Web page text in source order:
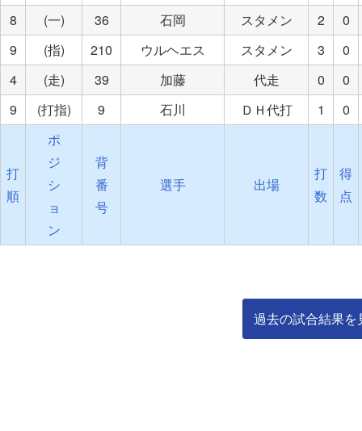
8
(一) 36 石岡 スタメン 2
0
9
(指) 210 ウルヘエス スタメン 3
0
4
(走) 39 加藤 代走 0
0
9
(打指) 9 石川 ＤＨ代打 1 0
打
順
ポ
ジ
シ
ョ
ン
背
番
号
選手 出場
打
数
得
点
過去の試合結果